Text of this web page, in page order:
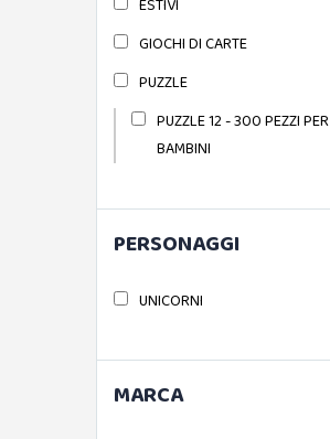
ESTIVI
GIOCHI DI CARTE
PUZZLE
PUZZLE 12 - 300 PEZZI PER
BAMBINI
PERSONAGGI
UNICORNI
MARCA